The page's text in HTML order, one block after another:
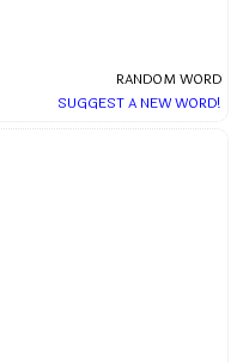
RANDOM WORD
SUGGEST A NEW WORD!